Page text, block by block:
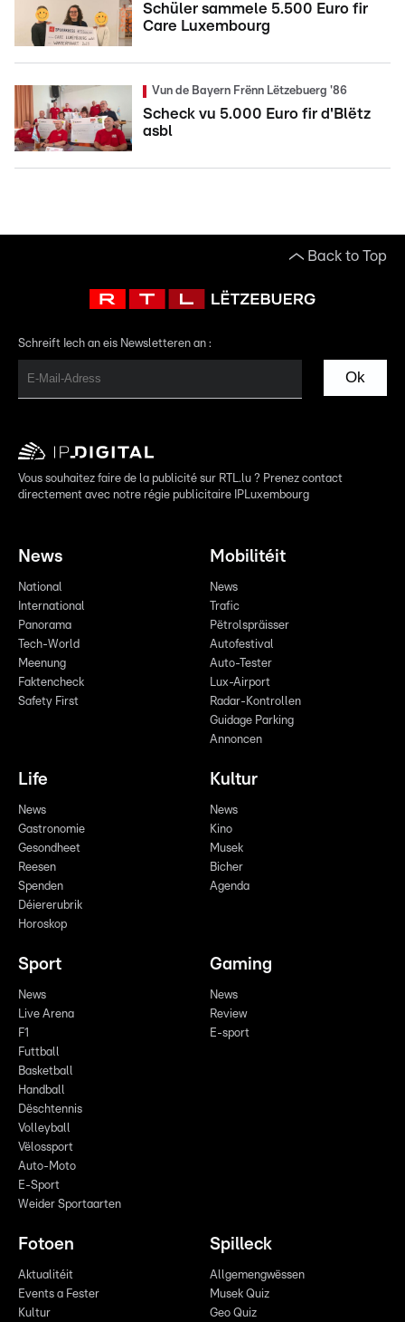
Schüler sammele 5.500 Euro fir
Care Luxembourg
Vun de Bayern Frënn Lëtzebuerg '86
Scheck vu 5.000 Euro fir d'Blëtz
asbl
Back to Top
Schreift Iech an eis Newsletteren an :
Ok
Vous souhaitez faire de la publicité sur RTL.lu ? Prenez contact
directement avec notre régie publicitaire IPLuxembourg
News
National
International
Panorama
Tech-World
Meenung
Faktencheck
Safety First
Mobilitéit
News
Trafic
Pëtrolspräisser
Autofestival
Auto-Tester
Lux-Airport
Radar-Kontrollen
Guidage Parking
Annoncen
Life
News
Gastronomie
Gesondheet
Reesen
Spenden
Déiererubrik
Horoskop
Kultur
News
Kino
Musek
Bicher
Agenda
Sport
News
Live Arena
F1
Futtball
Basketball
Handball
Dëschtennis
Volleyball
Vëlossport
Auto-Moto
E-Sport
Weider Sportaarten
Gaming
News
Review
E-sport
Fotoen
Aktualitéit
Events a Fester
Kultur
Spilleck
Allgemengwëssen
Musek Quiz
Geo Quiz